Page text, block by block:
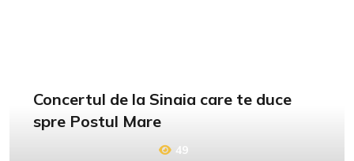
Concertul de la Sinaia care te duce
spre Postul Mare
49